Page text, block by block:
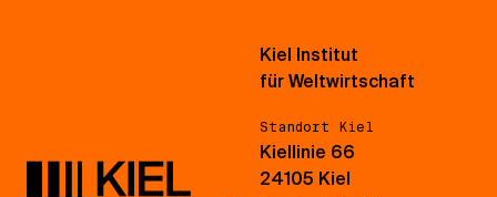
Kiel Institut
für Weltwirtschaft
Standort Kiel
Kiellinie 66
24105 Kiel